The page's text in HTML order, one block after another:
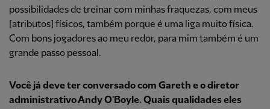
possibilidades de treinar com minhas fraquezas, com meus
[atributos] físicos, também porque é uma liga muito física.
Com bons jogadores ao meu redor, para mim também é um
grande passo pessoal.
Você já deve ter conversado com Gareth e o diretor
administrativo Andy O'Boyle. Quais qualidades eles